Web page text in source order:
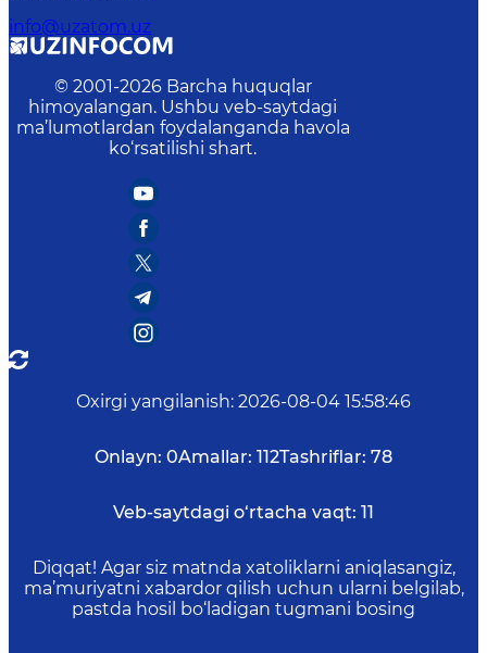
info@uzatom.uz
© 2001-2026 Barcha huquqlar
himoyalangan. Ushbu veb-saytdagi
ma’lumotlardan foydalanganda havola
ko‘rsatilishi shart.
Oxirgi yangilanish: 2026-08-04 15:58:46
Onlayn: 0Amallar: 112Tashriflar: 78
Veb-saytdagi o‘rtacha vaqt: 11
Diqqat! Agar siz matnda xatoliklarni aniqlasangiz,
ma’muriyatni xabardor qilish uchun ularni belgilab,
pastda hosil bo‘ladigan tugmani bosing